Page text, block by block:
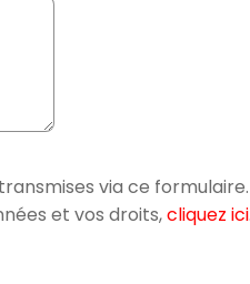
via ce
et vos droits,cliquez ici.